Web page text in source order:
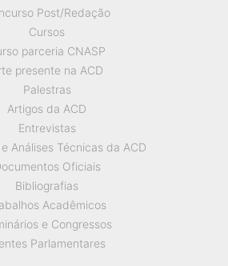
Post/Redação
Cursos
parceria CNASP
presente na ACD
Palestras
Artigos da ACD
Entrevistas
Análises Técnicas da ACD
Oficiais
Bibliografias
Acadêmicos
e Congressos
Parlamentares